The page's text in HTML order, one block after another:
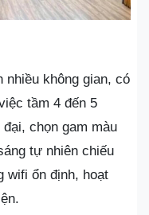
nhiều không gian, có
tầm 4 đến 5
chọn gam màu
tự nhiên chiếu
wifi ổn định, hoạt